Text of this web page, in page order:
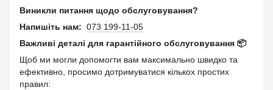
Виникли питання щодо обслуговування?
Напишіть нам: 073 199-11-05
Важливі деталі для гарантійного обслуговування 📦
Щоб ми могли допомогти вам максимально швидко та
ефективно, просимо дотримуватися кількох простих
правил: